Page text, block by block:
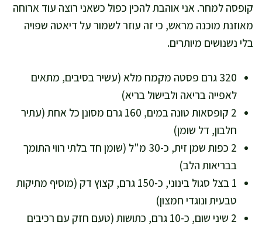
קופסה למחר. אני אוהבת להכין כפול כשאני רוצה עוד ארוחה
מאוזנת מוכנה מראש, כי זה עוזר לשמור על דיאטה שפויה
בלי נשנושים מיותרים.
320 גרם פסטה מקמח מלא (עשיר בסיבים, מתאים
לאפייה בריאה ולבישול בריא)
2 קופסאות טונה במים, 160 גרם מסונן כל אחת (עתיר
חלבון, דל שומן)
2 כפות שמן זית, כ-30 מ"ל (שומן חד בלתי רווי התומך
בבריאות הלב)
1 בצל סגול בינוני, כ-150 גרם, קצוץ דק (מוסיף מתיקות
טבעית ונוגדי חמצון)
2 שיני שום, כ-10 גרם, כתושות (טעם חזק עם רכיבים